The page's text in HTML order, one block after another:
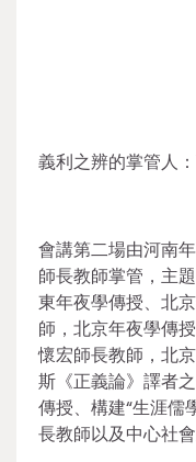
義利之辨的掌管人
會講第二場由河南
師長教師掌管，主
東年夜學傳授、北
師，北京年夜學傳
懷宏師長教師，北
斯《正義論》譯者
傳授、構建“生涯儒
長教師以及中心社